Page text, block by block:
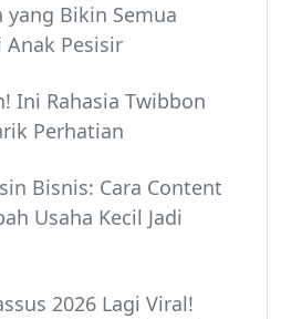
yang Bikin Semua
Anak Pesisir
Ini Rahasia Twibbon
Perhatian
Bisnis: Cara Content
Usaha Kecil Jadi
2026 Lagi Viral!